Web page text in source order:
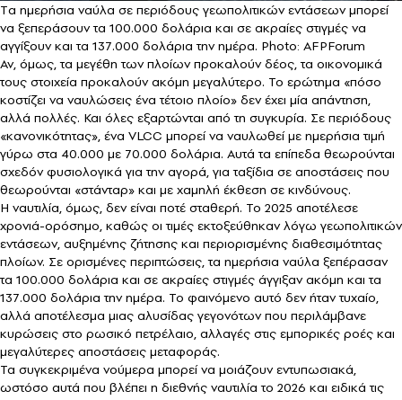
Tα ημερήσια ναύλα σε περιόδους γεωπολιτικών εντάσεων μπορεί
να ξεπεράσουν τα 100.000 δολάρια και σε ακραίες στιγμές να
αγγίξουν και τα 137.000 δολάρια την ημέρα. Photo: AFPForum
Αν, όμως, τα μεγέθη των πλοίων προκαλούν δέος, τα οικονομικά
τους στοιχεία προκαλούν ακόμη μεγαλύτερο. Το ερώτημα «πόσο
κοστίζει να ναυλώσεις ένα τέτοιο πλοίο» δεν έχει μία απάντηση,
αλλά πολλές. Και όλες εξαρτώνται από τη συγκυρία. Σε περιόδους
«κανονικότητας», ένα VLCC μπορεί να ναυλωθεί με ημερήσια τιμή
γύρω στα 40.000 με 70.000 δολάρια. Αυτά τα επίπεδα θεωρούνται
σχεδόν φυσιολογικά για την αγορά, για ταξίδια σε αποστάσεις που
θεωρούνται «στάνταρ» και με χαμηλή έκθεση σε κινδύνους.
Η ναυτιλία, όμως, δεν είναι ποτέ σταθερή. Το 2025 αποτέλεσε
χρονιά-ορόσημο, καθώς οι τιμές εκτοξεύθηκαν λόγω γεωπολιτικών
εντάσεων, αυξημένης ζήτησης και περιορισμένης διαθεσιμότητας
πλοίων. Σε ορισμένες περιπτώσεις, τα ημερήσια ναύλα ξεπέρασαν
τα 100.000 δολάρια και σε ακραίες στιγμές άγγιξαν ακόμη και τα
137.000 δολάρια την ημέρα. Το φαινόμενο αυτό δεν ήταν τυχαίο,
αλλά αποτέλεσμα μιας αλυσίδας γεγονότων που περιλάμβανε
κυρώσεις στο ρωσικό πετρέλαιο, αλλαγές στις εμπορικές ροές και
μεγαλύτερες αποστάσεις μεταφοράς.
Τα συγκεκριμένα νούμερα μπορεί να μοιάζουν εντυπωσιακά,
ωστόσο αυτά που βλέπει η διεθνής ναυτιλία το 2026 και ειδικά τις